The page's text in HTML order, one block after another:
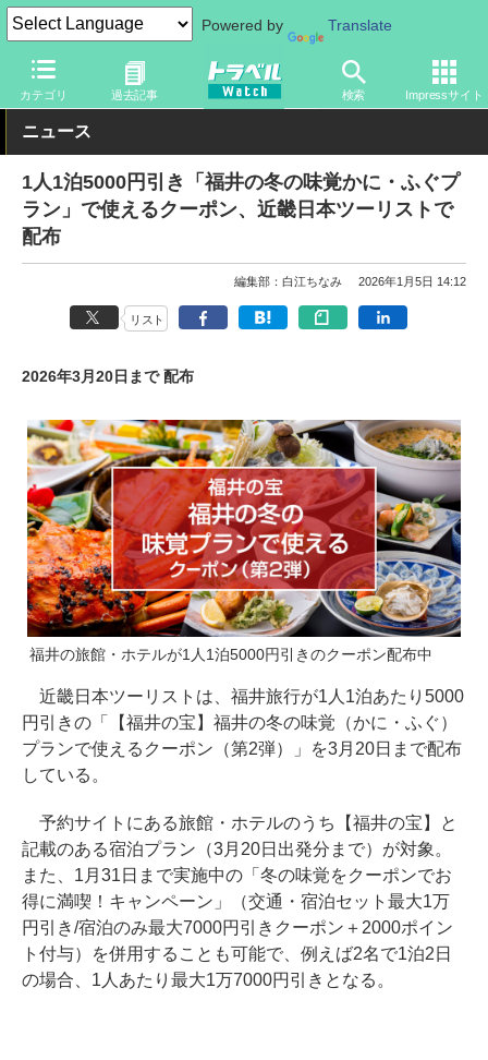
Powered by Translate
カテゴリ 過去記事 検索 Impressサイト
トラベル Watch 地域 国内旅行 福井
ニュース
1人1泊5000円引き「福井の冬の味覚かに・ふぐプ
ラン」で使えるクーポン、近畿日本ツーリストで
配布
編集部：白江ちなみ 2026年1月5日 14:12
リスト
2026年3月20日まで 配布
福井の旅館・ホテルが1人1泊5000円引きのクーポン配布中
近畿日本ツーリストは、福井旅行が1人1泊あたり5000
円引きの「【福井の宝】福井の冬の味覚（かに・ふぐ）
プランで使えるクーポン（第2弾）」を3月20日まで配布
している。
予約サイトにある旅館・ホテルのうち【福井の宝】と
記載のある宿泊プラン（3月20日出発分まで）が対象。
また、1月31日まで実施中の「冬の味覚をクーポンでお
得に満喫！キャンペーン」（交通・宿泊セット最大1万
円引き/宿泊のみ最大7000円引きクーポン＋2000ポイン
ト付与）を併用することも可能で、例えば2名で1泊2日
の場合、1人あたり最大1万7000円引きとなる。